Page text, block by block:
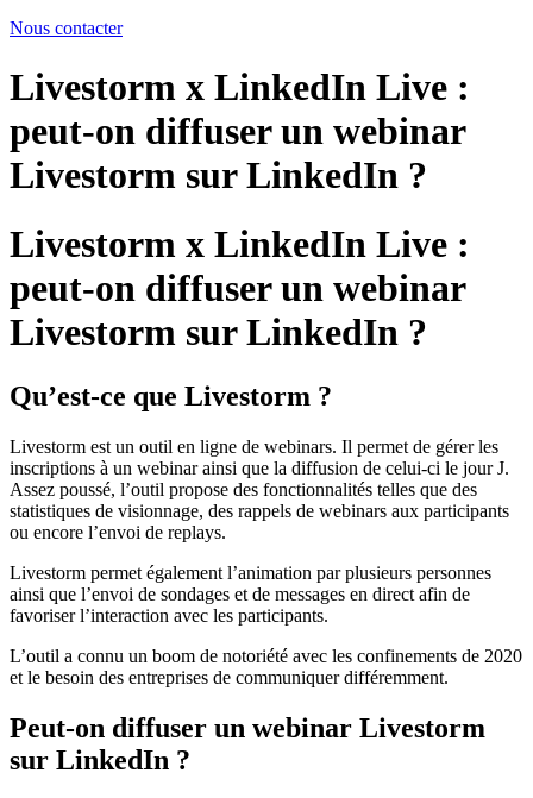
Nous contacter
Livestorm x LinkedIn Live :
peut-on diffuser un webinar
Livestorm sur LinkedIn ?
Livestorm x LinkedIn Live :
peut-on diffuser un webinar
Livestorm sur LinkedIn ?
Qu’est-ce que Livestorm ?
Livestorm est un outil en ligne de webinars. Il permet de gérer les
inscriptions à un webinar ainsi que la diffusion de celui-ci le jour J.
Assez poussé, l’outil propose des fonctionnalités telles que des
statistiques de visionnage, des rappels de webinars aux participants
ou encore l’envoi de replays.
Livestorm permet également l’animation par plusieurs personnes
ainsi que l’envoi de sondages et de messages en direct afin de
favoriser l’interaction avec les participants.
L’outil a connu un boom de notoriété avec les confinements de 2020
et le besoin des entreprises de communiquer différemment.
Peut-on diffuser un webinar Livestorm
sur LinkedIn ?